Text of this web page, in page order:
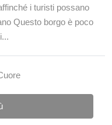
i turisti possano
Questo borgo è poco